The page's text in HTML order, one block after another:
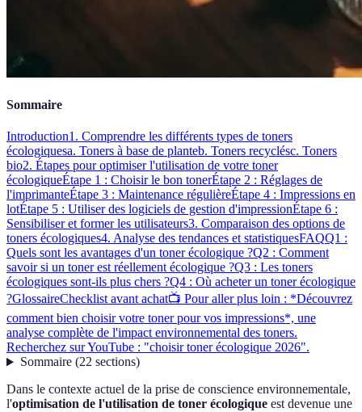
Sommaire
Introduction1. Comprendre les différents types de toners
écologiquesa. Toners à base de planteb. Toners recyclésc. Toners
bio2. Étapes pour optimiser l'utilisation de votre toner
écologiqueÉtape 1 : Choisir le bon tonerÉtape 2 : Réglages de
l'imprimanteÉtape 3 : Maintenance régulièreÉtape 4 : Impressions en
lotÉtape 5 : Utiliser des logiciels de gestion d'impressionÉtape 6 :
Sensibiliser et former les utilisateurs3. Comparaison des options de
toners écologiques4. Analyse des tendances et statistiquesFAQQ1 :
Quels sont les avantages d'un toner écologique ?Q2 : Comment
savoir si un toner est réellement écologique ?Q3 : Les toners
écologiques sont-ils plus chers ?Q4 : Où acheter un toner écologique
?GlossaireChecklist avant achat📺 Pour aller plus loin : *Découvrez
comment bien choisir votre toner pour vos impressions*, une
analyse complète de l'impact environnemental des toners.
Recherchez sur YouTube : "choisir toner écologique 2026".
Sommaire(22 sections)
Dans le contexte actuel de la prise de conscience environnementale,
l'optimisation de l'utilisation de toner écologique est devenue une